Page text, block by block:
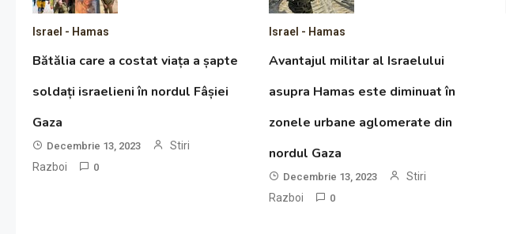
Israel - Hamas
Bătălia care a costat viața a șapte
soldați israelieni în nordul Fâșiei
Gaza
Decembrie 13, 2023
Stiri
Razboi
0
Israel - Hamas
Avantajul militar al Israelului
asupra Hamas este diminuat în
zonele urbane aglomerate din
nordul Gaza
Decembrie 13, 2023
Stiri
Razboi
0